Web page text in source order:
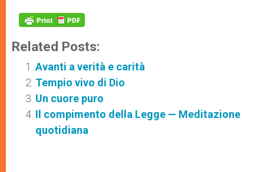
Related Posts:
Avanti a verità e carità
Tempio vivo di Dio
Un cuore puro
Il compimento della Legge — Meditazione
quotidiana